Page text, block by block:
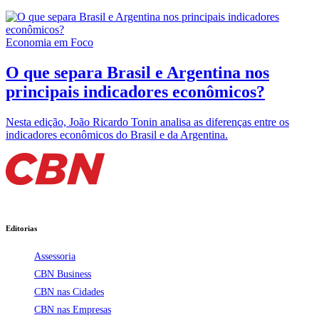
Economia em Foco
O que separa Brasil e Argentina nos
principais indicadores econômicos?
Nesta edição, João Ricardo Tonin analisa as diferenças entre os
indicadores econômicos do Brasil e da Argentina.
Editorias
Assessoria
CBN Business
CBN nas Cidades
CBN nas Empresas